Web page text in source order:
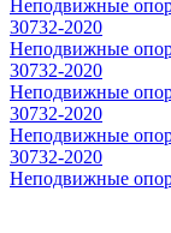
Неподвижные
30732-2020
Неподвижные
30732-2020
Неподвижные
30732-2020
Неподвижные
30732-2020
Неподвижные